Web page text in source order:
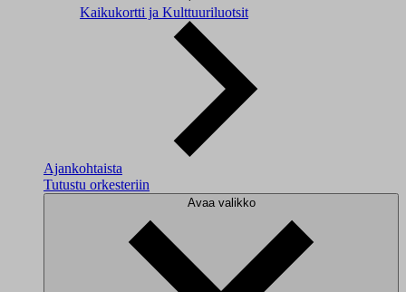
Kaikukortti ja Kulttuuriluotsit
Ajankohtaista
Tutustu orkesteriin
Avaa valikko